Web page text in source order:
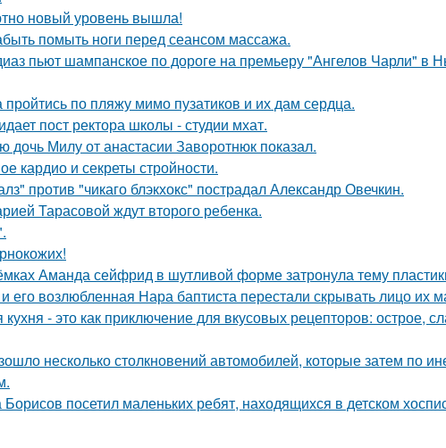
новый уровень вышла!
помыть ноги перед сеансом массажа.
пьют шампанское по дороге на премьеру "Ангелов Чарли" в
по пляжу мимо пузатиков и их дам сердца.
пост ректора школы - студии мхат.
Милу от анастасии Заворотнюк показал.
кардио и секреты стройности.
против "чикаго блэкхокс" пострадал Александр Овечкин.
Тарасовой ждут второго ребенка.
Аманда сейфрид в шутливой форме затронула тему
его возлюбленная Нара баптиста перестали скрывать лицо их
кухня - это как приключение для вкусовых рецепторов: острое,
несколько столкновений автомобилей, которые затем по
посетил маленьких ребят, находящихся в детском